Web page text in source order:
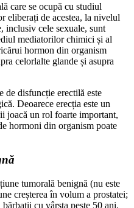
care se ocupă cu studiul
eliberați de acestea, la nivelul
inclusiv cele sexuale, sunt
mediatorilor chimici și al
hormon din organism
celorlalte glande și asupra
de disfuncție erectilă este
Deoarece erecția este un
joacă un rol foarte important,
hormoni din organism poate
tumorală benignă (nu este
creșterea în volum a prostatei;
cu vârsta peste 50 ani.